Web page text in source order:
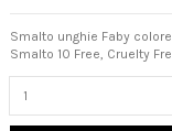
Smalto unghie Faby
Smalto 10 Free, Cruelty